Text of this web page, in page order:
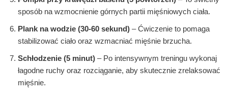
sposób na wzmocnienie górnych partii mięśniowych ciała.
Plank na wodzie (30-60 sekund) – Ćwiczenie to pomaga
stabilizować ciało oraz wzmacniać mięśnie brzucha.
Schłodzenie (5 minut) – Po intensywnym treningu wykonaj
łagodne ruchy oraz rozciąganie, aby skutecznie zrelaksować
mięśnie.